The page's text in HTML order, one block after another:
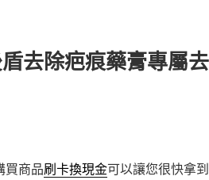
去除疤痕藥膏專屬
買商品刷卡換現金可以讓您很快拿